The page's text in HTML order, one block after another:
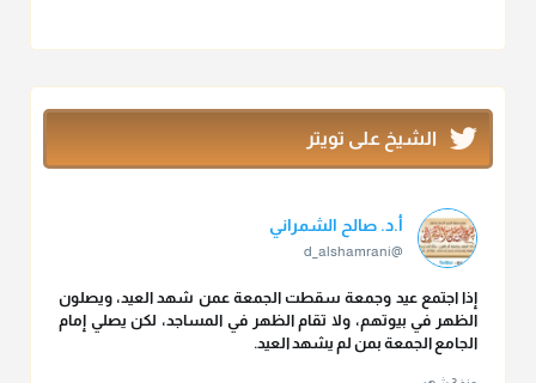
الشيخ على تويتر
أ.د. صالح الشمراني
@d_alshamrani
إذا اجتمع عيد وجمعة سقطت الجمعة عمن شهد العيد، ويصلون
الظهر في بيوتهم، ولا تقام الظهر في المساجد، لكن يصلي إمام
الجامع الجمعة بمن لم يشهد العيد.